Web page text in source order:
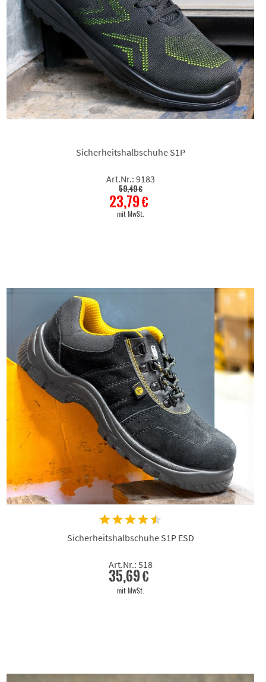
Sicherheitshalbschuhe S1P
Art.Nr.: 9183
59,49 €
23,79 €
mit MwSt.
Sicherheitshalbschuhe S1P ESD
Art.Nr.: 518
35,69 €
mit MwSt.